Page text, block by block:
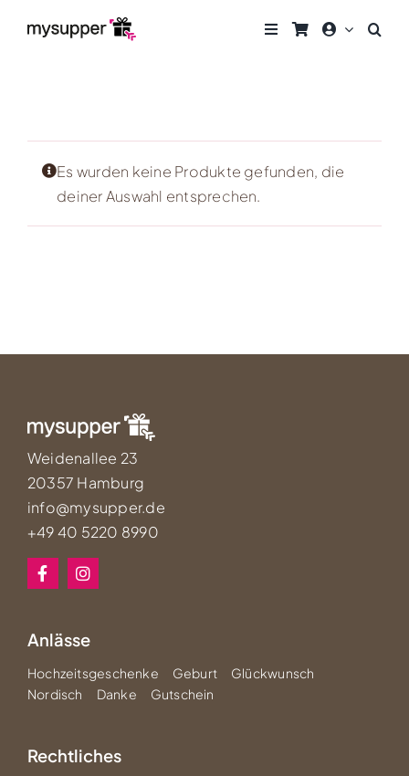
Inhalt
Es wurden keine Produkte gefunden, die
deiner Auswahl entsprechen.
Weidenallee 23
20357 Hamburg
info@mysupper.de
+49 40 5220 8990
Anlässe
Hochzeitsgeschenke Geburt
Glückwunsch
Nordisch
Danke Gutschein
Rechtliches